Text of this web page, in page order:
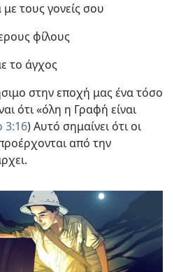
τους γονείς σου
φίλους
το άγχος
στην εποχή μας ένα τόσο
ότι «όλη η Γραφή είναι
3:16) Αυτό σημαίνει ότι οι
από την